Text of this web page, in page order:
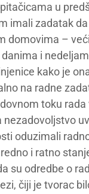
u
imali zadatak
domovima –
i
kako je
na radne
toku
nezadovoljstvo
oduzimali
i ratno
su odredbe o
čiji je tvorac